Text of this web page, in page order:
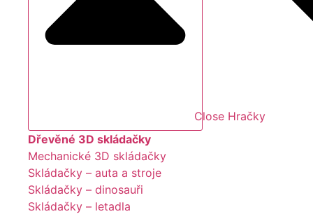
Close Hračky
Dřevěné 3D skládačky
Mechanické 3D skládačky
Skládačky – auta a stroje
Skládačky – dinosauři
Skládačky – letadla